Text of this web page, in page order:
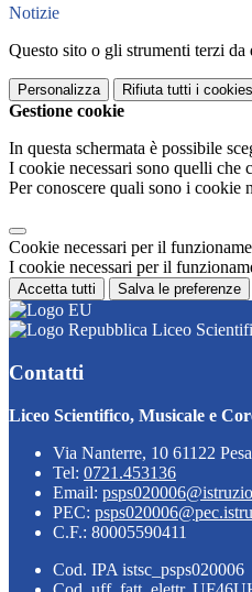
Notizie
Questo sito o gli strumenti terzi
Personalizza Rifiuta tutti i cookies
Gestione cookie
In questa schermata è possibile
I cookie necessari sono quelli che
Per conoscere quali sono i cookie
Cookie necessari per il
I cookie necessari per il
Accetta tutti Salva le preferenze
Liceo
Contatti
Liceo Scientifico, Musicale e
Via Nanterre, 10 61122
Tel: 0721.453136
Email:
PEC:
C.F.: 80005590411
Cod. IPA istsc_psps020006